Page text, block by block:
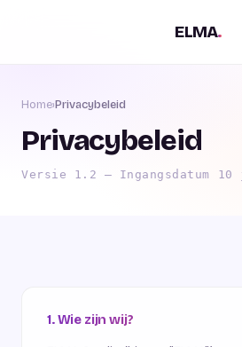
ELMA.
Home›Privacybeleid
Privacybeleid
Versie 1.2 — Ingangsdatum
1. Wie zijn wij?